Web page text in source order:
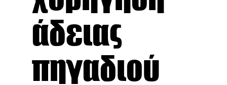
άδειας
πηγαδιού